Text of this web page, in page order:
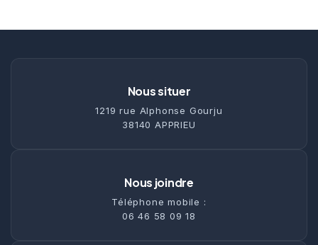
Nous situer
1219 rue Alphonse Gourju
38140 APPRIEU
Nous joindre
Téléphone mobile :
06 46 58 09 18